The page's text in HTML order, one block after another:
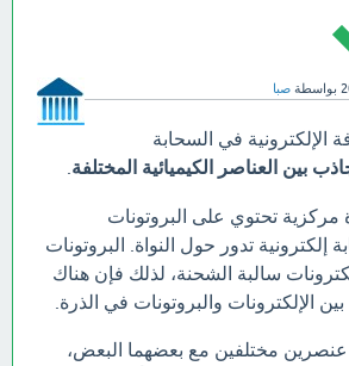
بواسطة صبا
الإلكترونية في السحابة
بين العناصر الكيميائية المختلفة
مركزية تحتوي على البروتونات
إلكترونية تدور حول النواة. البروتونات
سالبة الشحنة، لذلك فإن هناك
الإلكترونات والبروتونات في الذرة.
عنصرين مختلفين مع بعضهما البعض،